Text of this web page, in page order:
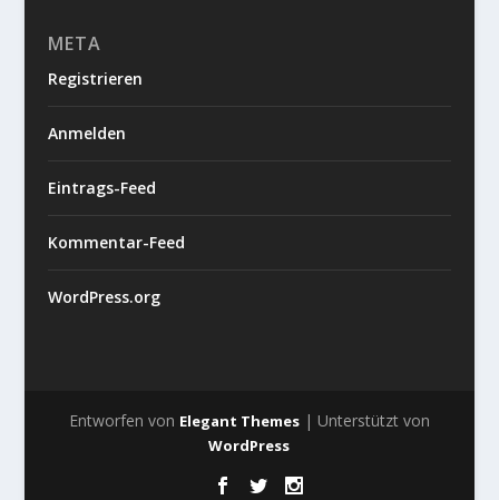
META
Registrieren
Anmelden
Eintrags-Feed
Kommentar-Feed
WordPress.org
Entworfen von Elegant Themes| Unterstützt von
WordPress